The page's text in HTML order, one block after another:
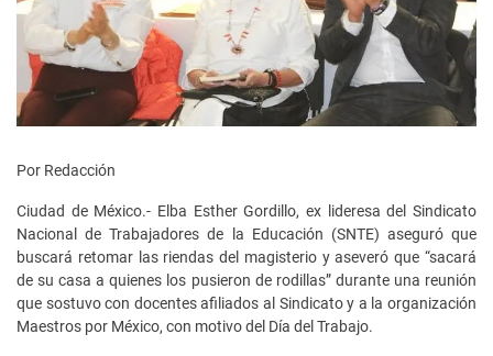
Por Redacción
Ciudad de México.- Elba Esther Gordillo, ex lideresa del Sindicato
Nacional de Trabajadores de la Educación (SNTE) aseguró que
buscará retomar las riendas del magisterio y aseveró que “sacará
de su casa a quienes los pusieron de rodillas” durante una reunión
que sostuvo con docentes afiliados al Sindicato y a la organización
Maestros por México, con motivo del Día del Trabajo.